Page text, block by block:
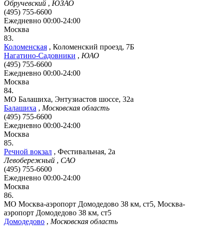
Обручевский , ЮЗАО
(495) 755-6600
Ежедневно 00:00-24:00
Москва
83.
Коломенская , Коломенский проезд, 7Б
Нагатино-Садовники , ЮАО
(495) 755-6600
Ежедневно 00:00-24:00
Москва
84.
МО Балашиха, Энтузиастов шоссе, 32а
Балашиха , Московская область
(495) 755-6600
Ежедневно 00:00-24:00
Москва
85.
Речной вокзал , Фестивальная, 2а
Левобережный , САО
(495) 755-6600
Ежедневно 00:00-24:00
Москва
86.
МО Москва-аэропорт Домодедово 38 км, ст5, Москва-
аэропорт Домодедово 38 км, ст5
Домодедово , Московская область